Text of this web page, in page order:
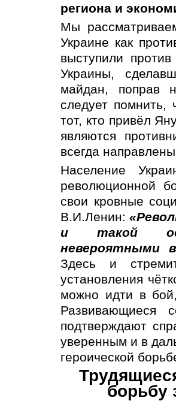
региона и
Мы
Украине как
выступили
Украины,
майдан, поправ
следует
тот, кто привёл
являются
всегда
Население
революционной
свои кровные
В.И.Ленин:
и такой
невероятными
Здесь и
установления
можно идти в
Развивающиеся
подтверждают
уверенным и в
героической
борьбу